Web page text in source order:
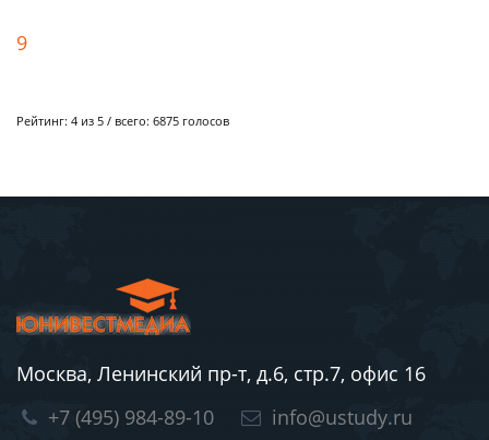
9
Рейтинг: 4 из 5 / всего: 6875 голосов
Москва, Ленинский пр-т, д.6, стр.7, офис 16
+7 (495) 984-89-10
info@ustudy.ru